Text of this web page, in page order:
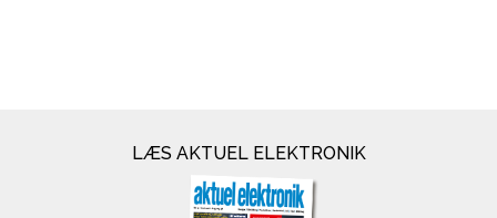
LÆS AKTUEL ELEKTRONIK